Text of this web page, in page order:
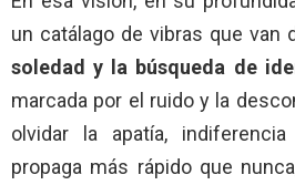
un catálago de vibras que van
soledad y la búsqueda de
marcada por el ruido y la
olvidar la apatía,
propaga más rápido que